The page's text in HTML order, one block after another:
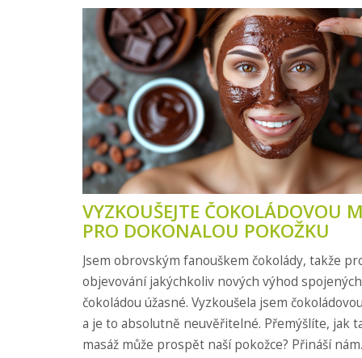
VYZKOUŠEJTE ČOKOLÁDOVOU
PRO DOKONALOU POKOŽKU
Jsem obrovským fanouškem čokolády, takže
objevování jakýchkoliv nových výhod
čokoládou úžasné. Vyzkoušela jsem
a je to absolutně neuvěřitelné. Přemýšlíte, jak
masáž může prospět naší pokožce? Přináší nám